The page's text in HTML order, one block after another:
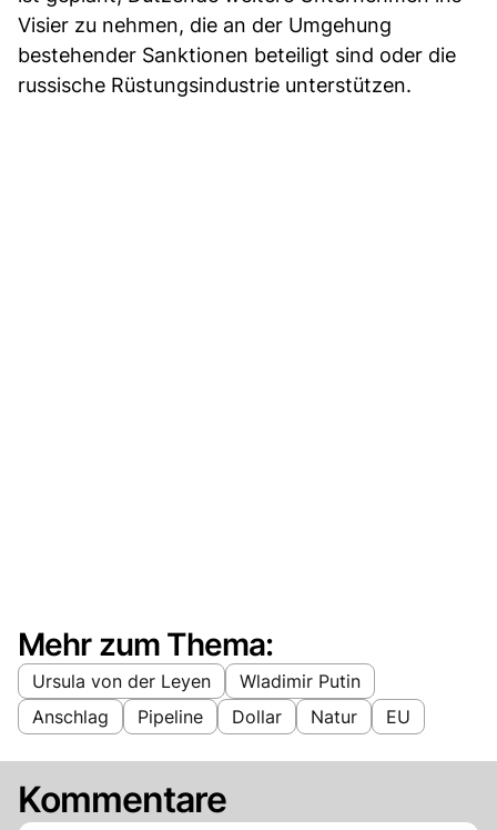
Visier zu nehmen, die an der Umgehung
bestehender Sanktionen beteiligt sind oder die
russische Rüstungsindustrie unterstützen.
Mehr zum Thema:
Ursula von der Leyen
Wladimir Putin
Anschlag
Pipeline Dollar Natur EU
Kommentare